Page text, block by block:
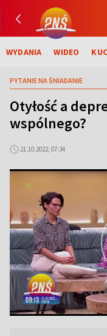
WYDANIA WIDEO
PYTANIE NA ŚNIADANIE
Otyłość a
wspólnego?
21.10.2022, 07:34